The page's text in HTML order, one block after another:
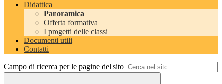
Didattica
Panoramica
Offerta formativa
I progetti delle classi
Documenti utili
Contatti
Campo di ricerca per le pagine del sito